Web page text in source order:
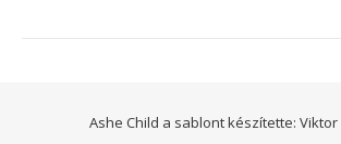
Ashe Child a sablont készítette: Viktor